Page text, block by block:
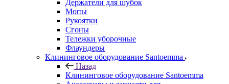
Держатели для шубок
Мопы
Рукоятки
Сгоны
Тележки уборочные
Флаундеры
Клининговое оборудование Santoemma
Назад
Клининговое оборудование Santoemma